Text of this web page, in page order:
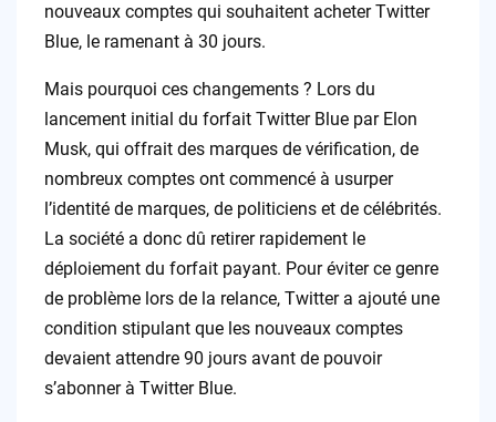
nouveaux comptes qui souhaitent acheter Twitter
Blue, le ramenant à 30 jours.
Mais pourquoi ces changements ? Lors du
lancement initial du forfait Twitter Blue par Elon
Musk, qui offrait des marques de vérification, de
nombreux comptes ont commencé à usurper
l’identité de marques, de politiciens et de célébrités.
La société a donc dû retirer rapidement le
déploiement du forfait payant. Pour éviter ce genre
de problème lors de la relance, Twitter a ajouté une
condition stipulant que les nouveaux comptes
devaient attendre 90 jours avant de pouvoir
s’abonner à Twitter Blue.